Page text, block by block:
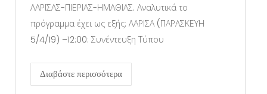
ΛΑΡΙΣΑΣ-ΠΙΕΡΙΑΣ-ΗΜΑΘΙΑΣ. Αναλυτικά το
πρόγραμμα έχει ως εξής: ΛΑΡΙΣΑ (ΠΑΡΑΣΚΕΥΗ
5/4/19) –12:00: Συνέντευξη Τύπου
Διαβάστε περισσότερα